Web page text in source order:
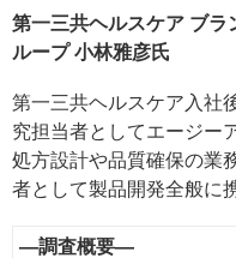
第一三共ヘルスケア ブ
ループ 小林雅彦氏
第一三共ヘルスケア入社
究担当者としてエージー
処方設計や品質確保の業
者として製品開発全般に
―調査概要―